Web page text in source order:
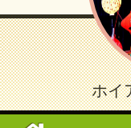
ホイ